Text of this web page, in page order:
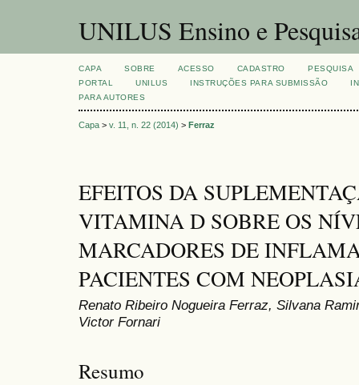
UNILUS Ensino e
CAPA SOBRE ACESSO CADASTRO
PESQUISA
PORTAL
UNILUS INSTRUÇÕES PARA SUBMISSÃO
PARA AUTORES
Capa > v. 11, n. 22 (2014) > Ferraz
EFEITOS DA
VITAMINA D SOBRE OS
MARCADORES DE
PACIENTES COM
Renato Ribeiro Nogueira Ferraz, Silvana
Victor Fornari
Resumo